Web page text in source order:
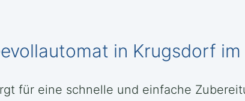
in Krugsdorf im
für eine schnelle und einfache